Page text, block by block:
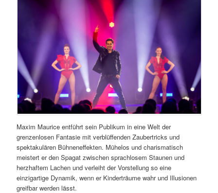
Maxim Maurice entführt sein Publikum in eine Welt der
grenzenlosen Fantasie mit verblüffenden Zaubertricks und
spektakulären Bühneneffekten. Mühelos und charismatisch
meistert er den Spagat zwischen sprachlosem Staunen und
herzhaftem Lachen und verleiht der Vorstellung so eine
einzigartige Dynamik, wenn er Kinderträume wahr und Illusionen
greifbar werden lässt.